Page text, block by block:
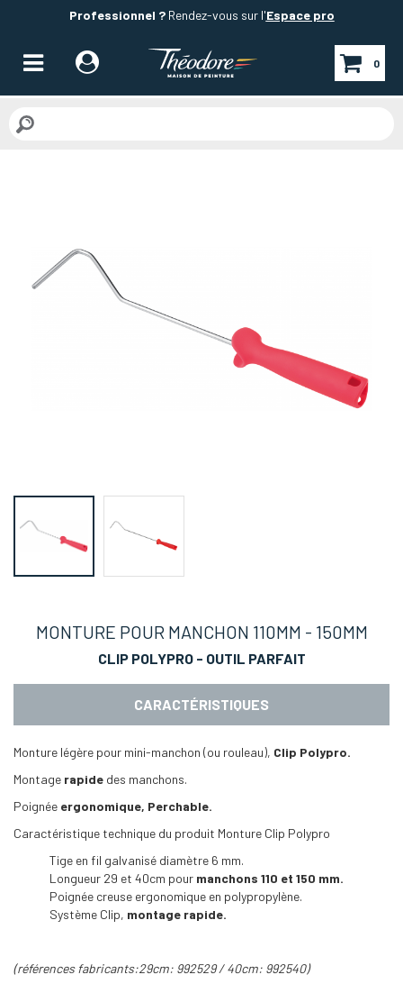
Professionnel ?Rendez-vous sur l'Espace pro
0
MONTURE POUR MANCHON 110MM - 150MM
CLIP POLYPRO - OUTIL PARFAIT
CARACTÉRISTIQUES
Monture légère pour mini-manchon (ou rouleau), Clip Polypro.
Montage rapide des manchons.
Poignée ergonomique, Perchable.
Caractéristique technique du produit Monture Clip Polypro
Tige en fil galvanisé diamètre 6 mm.
Longueur 29 et 40cm pour manchons 110 et 150 mm.
Poignée creuse ergonomique en polypropylène.
Système Clip, montage rapide.
(références fabricants:29cm: 992529 / 40cm: 992540)